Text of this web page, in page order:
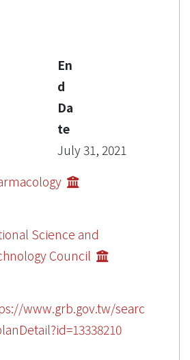
En
d
Da
te
July 31, 2021
Science and
Council
www.grb.gov.tw/searc